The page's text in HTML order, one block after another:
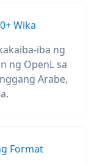
Wika
iba ng
ng OpenL sa
Arabe,
Format